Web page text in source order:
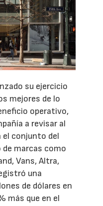
su ejercicio
mejores de lo
operativo,
a revisar al
el conjunto del
de marcas como
Vans, Altra,
una
de dólares en
más que en el